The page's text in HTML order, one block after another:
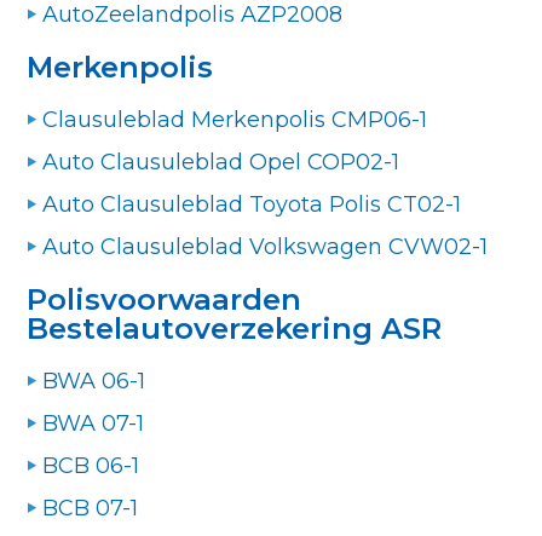
AutoZeelandpolis AZP2008
Merkenpolis
Clausuleblad Merkenpolis CMP06-1
Auto Clausuleblad Opel COP02-1
Auto Clausuleblad Toyota Polis CT02-1
Auto Clausuleblad Volkswagen CVW02-1
Polisvoorwaarden
Bestelautoverzekering ASR
BWA 06-1
BWA 07-1
BCB 06-1
BCB 07-1